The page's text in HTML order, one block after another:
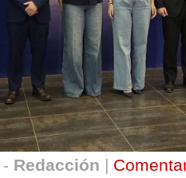
Redacción |